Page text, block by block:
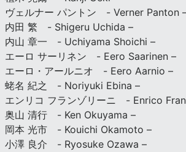
ヴェルナー パントン - Verner Panton
内田 繁 - Shigeru Uchida –
内山 章一 - Uchiyama Shoichi –
エーロ サーリネン - Eero Saarinen –
エーロ・アールニオ - Eero Aarnio –
蛯名 紀之 - Noriyuki Ebina –
エンリコ フランゾリーニ - Enrico
奥山 清行 - Ken Okuyama –
岡本 光市 - Kouichi Okamoto –
小澤 良介 - Ryosuke Ozawa –